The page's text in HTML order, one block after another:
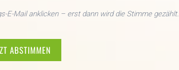
E-Mail anklicken – erst dann wird die Stimme gezählt.
ABSTIMMEN